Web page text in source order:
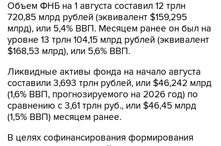
Объем ФНБ на 1 августа составил 12 трлн
720,85 млрд рублей (эквивалент $159,295
млрд), или 5,4% ВВП. Месяцем ранее он был на
уровне 13 трлн 104,15 млрд рублей (эквивалент
$168,53 млрд), или 5,6% ВВП.
Ликвидные активы фонда на начало августа
составили 3,693 трлн рублей, или $46,242 млрд
(1,6% ВВП, прогнозируемого на 2026 год) по
сравнению с 3,61 трлн руб., или $46,45 млрд
(1,5% ВВП) месяцем ранее.
В целях софинансирования формирования